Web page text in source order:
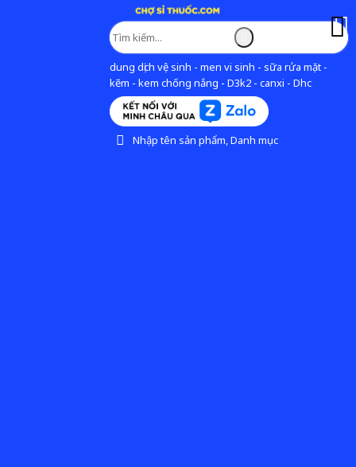
dung dịch vệ sinh - men vi sinh - sữa rửa mặt -
kẽm - kem chống nắng - D3k2 - canxi - Dhc
Nhập tên sản phẩm, Danh mục